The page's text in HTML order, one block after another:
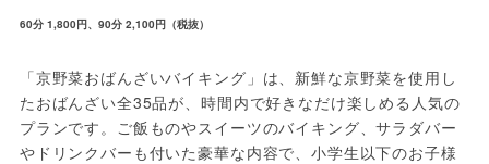
60分 1,800円、90分 2,100円（税抜）
「京野菜おばんざいバイキング」は、新鮮な京野菜を使用し
たおばんざい全35品が、時間内で好きなだけ楽しめる人気の
プランです。ご飯ものやスイーツのバイキング、サラダバー
やドリンクバーも付いた豪華な内容で、小学生以下のお子様